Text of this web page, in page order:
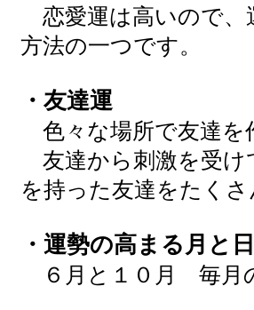
恋愛運は高いので、
方法の一つです。
・友達運
色々な場所で友達を
友達から刺激を受け
を持った友達をたく
・運勢の高まる月と
６月と１０月 毎月